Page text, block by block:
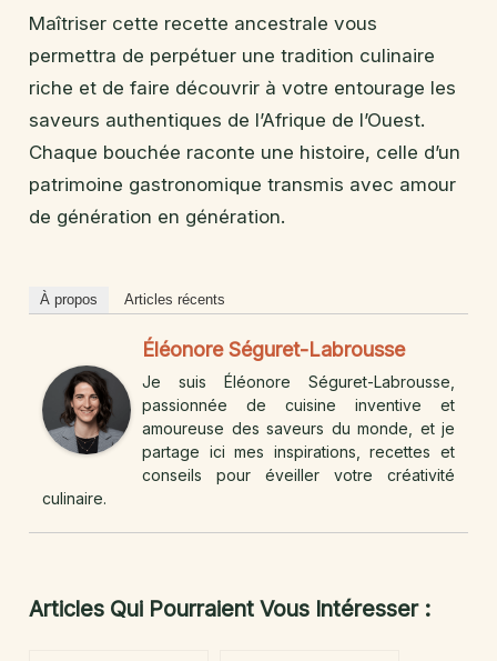
Maîtriser cette recette ancestrale vous
permettra de perpétuer une tradition culinaire
riche et de faire découvrir à votre entourage les
saveurs authentiques de l’Afrique de l’Ouest.
Chaque bouchée raconte une histoire, celle d’un
patrimoine gastronomique transmis avec amour
de génération en génération.
À propos Articles récents
Éléonore Séguret-Labrousse
Je suis Éléonore Séguret-Labrousse,
passionnée de cuisine inventive et
amoureuse des saveurs du monde, et je
partage ici mes inspirations, recettes et
conseils pour éveiller votre créativité
culinaire.
Articles Qui Pourraient Vous Intéresser :